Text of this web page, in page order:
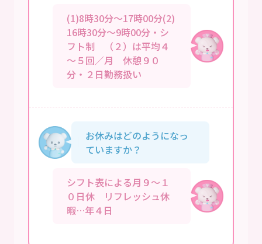
(1)8時30分～17時00分(2)
16時30分～9時00分・シ
フト制 （２）は平均４
～５回／月 休憩９０
分・２日勤務扱い
お休みはどのようになっ
ていますか？
シフト表による月９～１
０日休 リフレッシュ休
暇…年４日